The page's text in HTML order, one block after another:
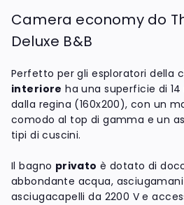
Camera economy do
Deluxe B&B
Perfetto per gli esploratori della
interiore ha una superficie di
dalla regina (160x200), con un
comodo al top di gamma e un
tipi di cuscini.
Il bagno privato è dotato di
abbondante acqua,
asciugacapelli da 2200 V e